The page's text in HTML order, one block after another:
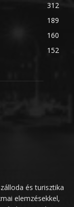
312
189
160
152
és turisztika
elemzésekkel,